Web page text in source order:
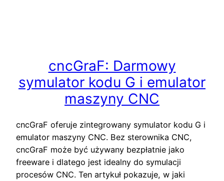
cncGraF: Darmowy
symulator kodu G i emulator
maszyny CNC
cncGraF oferuje zintegrowany symulator kodu G i
emulator maszyny CNC. Bez sterownika CNC,
cncGraF może być używany bezpłatnie jako
freeware i dlatego jest idealny do symulacji
procesów CNC. Ten artykuł pokazuje, w jaki